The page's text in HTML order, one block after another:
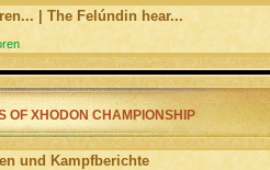
| The Felúndin hear...
OF XHODON CHAMPIONSHIP
und Kampfberichte